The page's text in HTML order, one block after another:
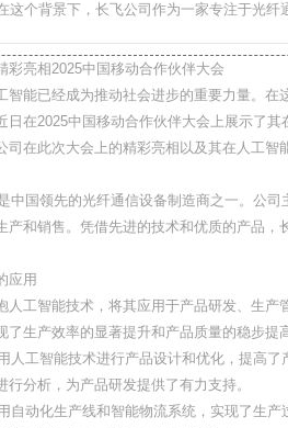
这个背景下，长飞公司作为一家专注于光纤
彩亮相2025中国移动合作伙伴大会
智能已经成为推动社会进步的重要力量。在
日在2025中国移动合作伙伴大会上展示了
司在此次大会上的精彩亮相以及其在人工智
中国领先的光纤通信设备制造商之一。公
产和销售。凭借先进的技术和优质的产品，
应用
人工智能技术，将其应用于产品研发、生产
了生产效率的显著提升和产品质量的稳步提
人工智能技术进行产品设计和优化，提高
分析，为产品研发提供了有力支持。
自动化生产线和智能物流系统，实现了生